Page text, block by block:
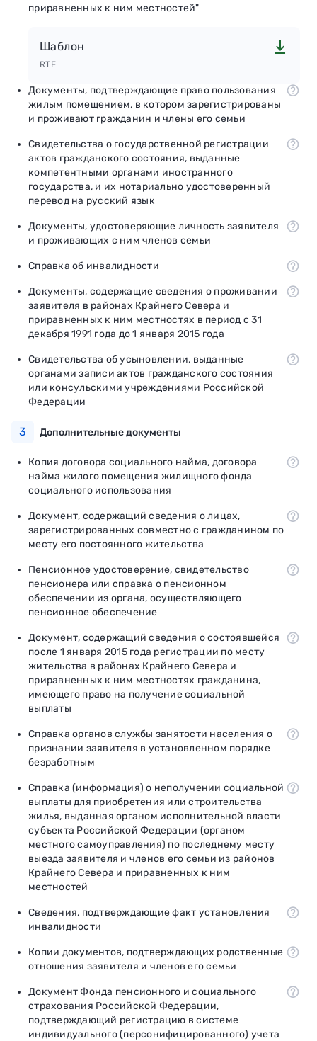
приравненных к ним местностей"
Шаблон
RTF
Документы, подтверждающие право пользования
жилым помещением, в котором зарегистрированы
и проживают гражданин и члены его семьи
Свидетельства о государственной регистрации
актов гражданского состояния, выданные
компетентными органами иностранного
государства, и их нотариально удостоверенный
перевод на русский язык
Документы, удостоверяющие личность заявителя
и проживающих с ним членов семьи
Справка об инвалидности
Документы, содержащие сведения о проживании
заявителя в районах Крайнего Севера и
приравненных к ним местностях в период с 31
декабря 1991 года до 1 января 2015 года
Свидетельства об усыновлении, выданные
органами записи актов гражданского состояния
или консульскими учреждениями Российской
Федерации
3 Дополнительные документы
Копия договора социального найма, договора
найма жилого помещения жилищного фонда
социального использования
Документ, содержащий сведения о лицах,
зарегистрированных совместно с гражданином по
месту его постоянного жительства
Пенсионное удостоверение, свидетельство
пенсионера или справка о пенсионном
обеспечении из органа, осуществляющего
пенсионное обеспечение
Документ, содержащий сведения о состоявшейся
после 1 января 2015 года регистрации по месту
жительства в районах Крайнего Севера и
приравненных к ним местностях гражданина,
имеющего право на получение социальной
выплаты
Справка органов службы занятости населения о
признании заявителя в установленном порядке
безработным
Справка (информация) о неполучении социальной
выплаты для приобретения или строительства
жилья, выданная органом исполнительной власти
субъекта Российской Федерации (органом
местного самоуправления) по последнему месту
выезда заявителя и членов его семьи из районов
Крайнего Севера и приравненных к ним
местностей
Сведения, подтверждающие факт установления
инвалидности
Копии документов, подтверждающих родственные
отношения заявителя и членов его семьи
Документ Фонда пенсионного и социального
страхования Российской Федерации,
подтверждающий регистрацию в системе
индивидуального (персонифицированного) учета